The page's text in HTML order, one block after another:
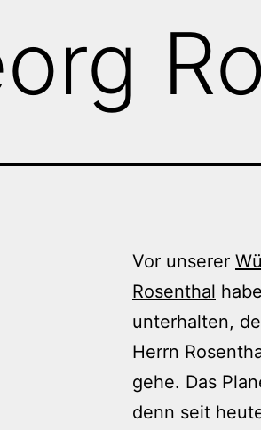
Vor unserer
Rosenthal
unterhalten,
Herrn
gehe. Das
denn seit